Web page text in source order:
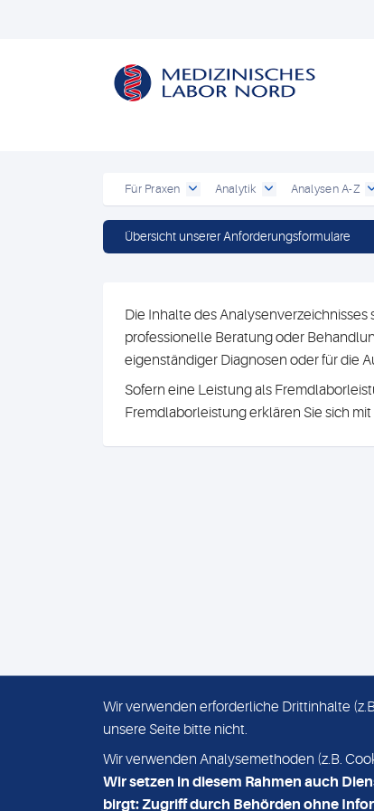
Für Praxen Analytik Analysen A-Z
Übersicht unserer Anforderungsformulare
Die Inhalte des
professionelle Beratung oder
eigenständiger Diagnosen oder für die
Sofern eine Leistung als
Fremdlaborleistung erklären Sie sich
IMPRESSUM
Wir verwenden erforderliche Drittinhalte
unsere Seite bitte nicht.
Wir verwenden Analysemethoden (z.B.
Wir setzen in diesem Rahmen auch
birgt: Zugriff durch Behörden ohne